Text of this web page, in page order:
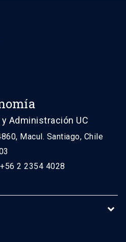
Administración UC
Macul. Santiago, Chile
2 2354 4028